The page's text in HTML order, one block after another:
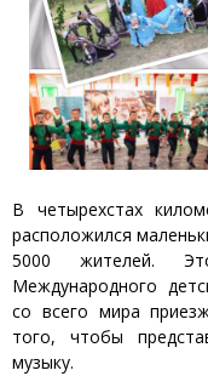
В четырехстах
расположился
5000 жителей.
Международного
со всего мира
того, чтобы
музыку.